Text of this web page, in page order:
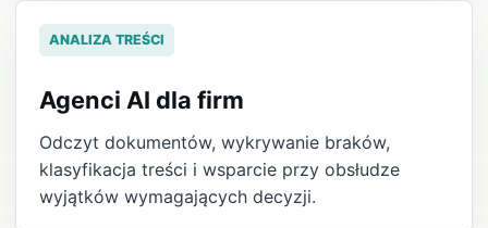
ANALIZA TREŚCI
Agenci AI dla firm
Odczyt dokumentów, wykrywanie braków,
klasyfikacja treści i wsparcie przy obsłudze
wyjątków wymagających decyzji.